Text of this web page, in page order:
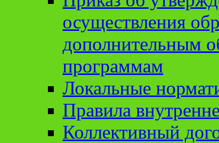
осуществления
дополнительным
программам
Локальные
Правила
Коллективный